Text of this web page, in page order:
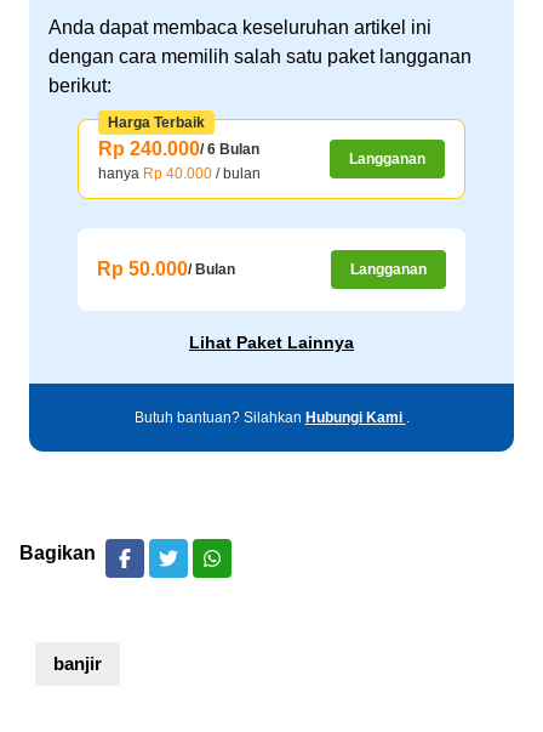
Anda dapat membaca keseluruhan artikel ini
dengan cara memilih salah satu paket langganan
berikut:
Rp 240.000/ 6 Bulan
hanya Rp 40.000 / bulan
Langganan
Harga Terbaik
Rp 50.000/ Bulan Langganan
Lihat Paket Lainnya
Butuh bantuan? Silahkan Hubungi Kami
Bagikan
banjir